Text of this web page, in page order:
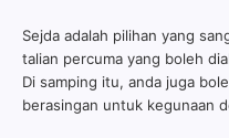
Sejda adalah pilihan yang
talian percuma yang boleh
Di samping itu, anda juga
berasingan untuk kegunaan